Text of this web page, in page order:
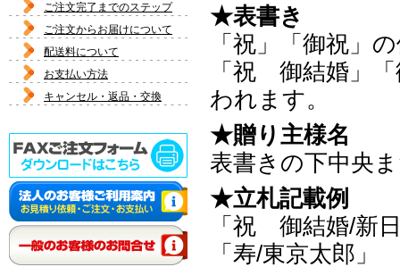
ご注文完了までのステップ
ご注文からお届けについて
配送料について
お支払い方法
キャンセル・返品・交換
★表書き
「祝」「御祝」
「祝 御結婚」
われます。
★贈り主様名
表書きの下中央
★立札記載例
「祝 御結婚/新
「寿/東京太郎」